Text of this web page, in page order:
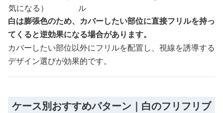
気になる）
ル
白は膨張色のため、カバーしたい部位に直接フリルを持っ
てくると逆効果になる場合があります。
カバーしたい部位以外にフリルを配置し、視線を誘導する
デザイン選びが効果的です。
ケース別おすすめパターン｜白のフリフリブ